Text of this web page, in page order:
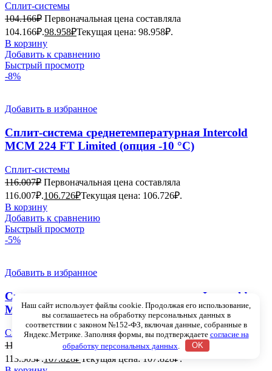
Сплит-системы
104.166₽ Первоначальная цена составляла
104.166₽.98.958₽Текущая цена: 98.958₽.
В корзину
Добавить к сравнению
Быстрый просмотр
-8%
Добавить в избранное
Сплит-система среднетемпературная Intercold
МСМ 224 FT Limited (опция -10 °С)
Сплит-системы
116.007₽ Первоначальная цена составляла
116.007₽.106.726₽Текущая цена: 106.726₽.
В корзину
Добавить к сравнению
Быстрый просмотр
-5%
Добавить в избранное
Сплит-система среднетемпературная Intercold
МСМ 230 FT Limited (опция -10 °С)
Сплит-системы
113.503
Первоначальная цена составляла
113.503₽. 107.828₽ Текущая цена: 107.828₽.
Наш сайт использует файлы cookie. Продолжая его использование,
вы соглашаетесь на обработку персональных данных в
соответствии с законом №152-ФЗ, включая данные, собранные в
Яндекс.Метрике. Заполняя формы, вы подтверждаете согласие на
обработку персональных данных
OK